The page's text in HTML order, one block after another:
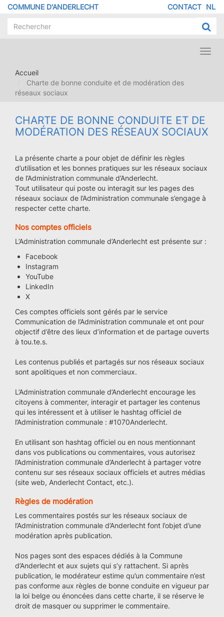
Aller
contenu
COMMUNE D'ANDERLECHT NL
DE
CONTACT
Accueil
Charte de bonne conduite et de modération des
réseaux sociaux
CHARTE DE BONNE CONDUITE ET DE
MODÉRATION DES RÉSEAUX SOCIAUX
La présente charte a pour objet de définir les règles
d’utilisation et les bonnes pratiques sur les réseaux sociaux
de l’Administration communale d’Anderlecht.
Tout utilisateur qui poste ou interagit sur les pages des
réseaux sociaux de l’Administration communale s’engage à
respecter cette charte.
Nos comptes officiels
L’Administration communale d’Anderlecht est présente sur :
Facebook
Instagram
YouTube
LinkedIn
X
Ces comptes officiels sont gérés par le service
Communication de l’Administration communale et ont pour
objectif d’être des lieux d’information et de partage ouverts
à tou.te.s.
Les contenus publiés et partagés sur nos réseaux sociaux
sont apolitiques et non commerciaux.
L’Administration communale d’Anderlecht encourage les
citoyens à commenter, interagir et partager les contenus
qui les intéressent et à utiliser le hashtag officiel de
l’Administration communale : #1070Anderlecht.
En utilisant son hashtag officiel ou en nous mentionnant
dans vos publications ou commentaires, vous autorisez
l’Administration communale d’Anderlecht à partager votre
contenu sur ses réseaux sociaux officiels et autres médias
(site web, Anderlecht Contact, etc.).
Règles de modération
Les commentaires postés sur les réseaux sociaux de
l’Administration communale d’Anderlecht font l’objet d’une
modération après publication.
Nos pages sont des espaces dédiés à la Commune
d’Anderlecht et aux sujets qui s’y rattachent. Si après
publication, le modérateur estime qu’un commentaire n’est
pas conforme aux règles de bonne conduite en vigueur par
la loi belge ou énoncées dans cette charte, il se réserve le
droit de masquer ou supprimer le commentaire.